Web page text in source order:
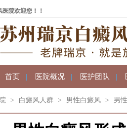
院欢迎您！！
首页 | 医院概况 | 医护团队 |
> 白癜风人群 > 男性白癜风 > 男